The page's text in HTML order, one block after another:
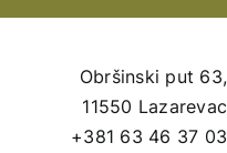
Obršinski put 63,
11550 Lazarevac
+381 63 46 37 03